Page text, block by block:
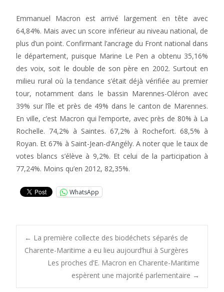
Emmanuel Macron est arrivé largement en tête avec
64,84%. Mais avec un score inférieur au niveau national, de
plus d’un point. Confirmant l’ancrage du Front national dans
le département, puisque Marine Le Pen a obtenu 35,16%
des voix, soit le double de son père en 2002. Surtout en
milieu rural où la tendance s’était déjà vérifiée au premier
tour, notamment dans le bassin Marennes-Oléron avec
39% sur l’île et près de 49% dans le canton de Marennes.
En ville, c’est Macron qui l’emporte, avec près de 80% à La
Rochelle. 74,2% à Saintes. 67,2% à Rochefort. 68,5% à
Royan. Et 67% à Saint-Jean-d’Angély. A noter que le taux de
votes blancs s’élève à 9,2%. Et celui de la participation à
77,24%. Moins qu’en 2012, 82,35%.
WhatsApp
Post
navigation
← La première collecte des biodéchets séparés de
Charente-Maritime a eu lieu aujourd’hui à Surgères
Les proches d’E. Macron en Charente-Maritime
espèrent une majorité parlementaire →